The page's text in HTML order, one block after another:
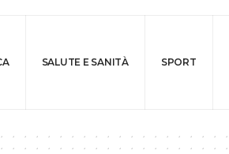
SALUTE E SANITÀ SPORT